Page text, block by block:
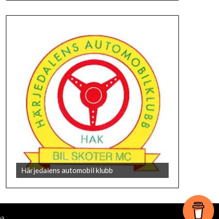
073-852 13 33
Härjedalens automobil klubb